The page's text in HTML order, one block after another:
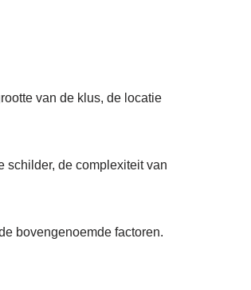
van de klus, de locatie
schilder, de complexiteit van
bovengenoemde factoren.